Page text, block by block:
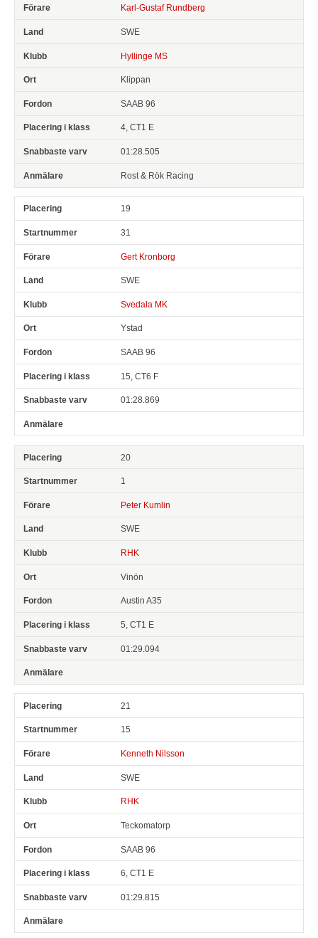
Karl-Gustaf Rundberg
SWE
Hyllinge MS
Klippan
SAAB 96
4, CT1 E
01:28.505
Rost & Rök Racing
19
31
Gert Kronborg
SWE
Svedala MK
Ystad
SAAB 96
15, CT6 F
01:28.869
20
1
Peter Kumlin
SWE
RHK
Vinön
Austin A35
5, CT1 E
01:29.094
21
15
Kenneth Nilsson
SWE
RHK
Teckomatorp
SAAB 96
6, CT1 E
01:29.815